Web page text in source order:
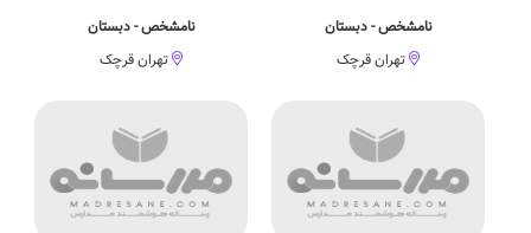
نامشخص - دبستان
تهران قرچک
نامشخص - دبستان
تهران قرچک